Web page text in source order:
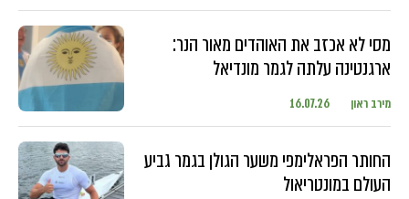
מסי לא אכזב את האוהדים מאור הנר:
ארגנטינה עלתה לגמר מונדיאל
מירב ראון 16.07.26
החותר הפראלימפי משער הגולן בגמר גביע
העולם במונטריאול